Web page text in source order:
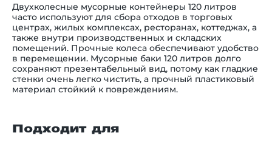
Двухколесные мусорные контейнеры 120 литров
часто используют для сбора отходов в торговых
центрах, жилых комплексах, ресторанах, коттеджах, а
также внутри производственных и складских
помещений. Прочные колеса обеспечивают удобство
в перемещении. Мусорные баки 120 литров долго
сохраняют презентабельный вид, потому как гладкие
стенки очень легко чистить, а прочный пластиковый
материал стойкий к повреждениям.
Подходит для